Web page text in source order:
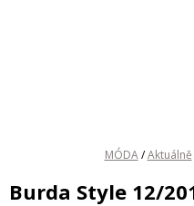
MÓDA / Aktuálně
Burda Style 12/